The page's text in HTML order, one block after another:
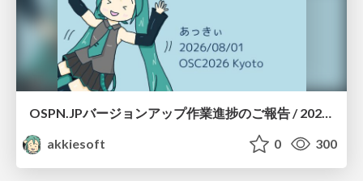
akkiesoft
0 300